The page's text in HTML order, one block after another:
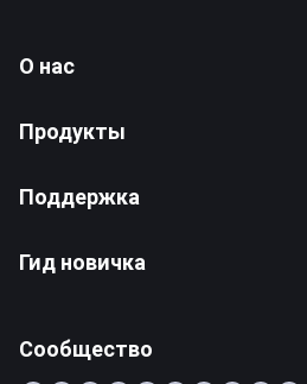
О нас
Продукты
Поддержка
Гид новичка
Сообщество